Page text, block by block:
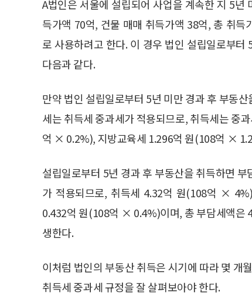
A법인은 서울에 설립되어 사업을 계속한 지 5
득가액 70억, 건물 매매 취득가액 38억, 총 취
로 사용하려고 한다. 이 경우 법인 설립일로부
다음과 같다.
만약 법인 설립일로부터 5년 미만 경과 후 부동
세는 취득세 중과세가 적용되므로, 취득세는
억 × 0.2%), 지방교육세 1.296억 원(108억 ×
설립일로부터 5년 경과 후 부동산을 취득하면
가 적용되므로, 취득세 4.32억 원(108억 ×
0.432억 원(108억 × 0.4%)이며, 총 부담세액은
생한다.
이처럼 법인의 부동산 취득은 시기에 따라 몇 개
취득세 중과세 규정을 잘 살펴보아야 한다.